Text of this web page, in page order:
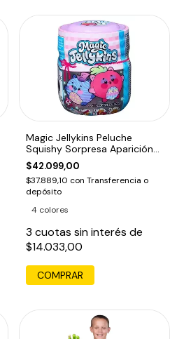
Magic Jellykins Peluche
Squishy Sorpresa Aparición
Mágica Tapa Violeta
$42.099,00
$37.889,10 con Transferencia o
depósito
4 colores
3 cuotas sin interés de
$14.033,00
COMPRAR